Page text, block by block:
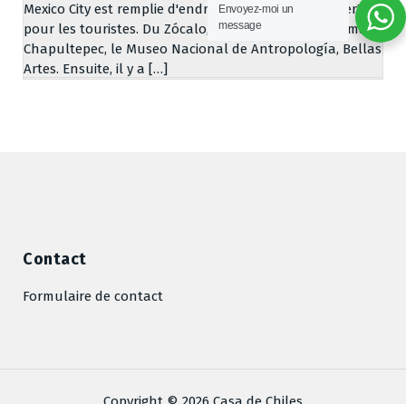
Mexico City est remplie d'endroits "à ne pas manquer"
pour les touristes. Du Zócalo, en passant par Reforma,
Chapultepec, le Museo Nacional de Antropología, Bellas
Artes. Ensuite, il y a […]
Contact
Formulaire de contact
Envoyez-moi un
message